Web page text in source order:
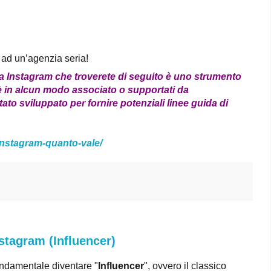
un’agenzia seria!
Instagram che troverete di seguito è uno strumento
in alcun modo associato o supportati da
sviluppato per fornire potenziali linee guida di
quanto-vale/
(Influencer)
diventare " Influencer", ovvero il classico